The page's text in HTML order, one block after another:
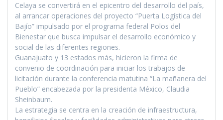
Celaya se convertirá en el epicentro del desarrollo del país,
al arrancar operaciones del proyecto “Puerta Logística del
Bajío” impulsado por el programa federal Polos del
Bienestar que busca impulsar el desarrollo económico y
social de las diferentes regiones.
Guanajuato y 13 estados más, hicieron la firma de
convenio de coordinación para iniciar los trabajos de
licitación durante la conferencia matutina “La mañanera del
Pueblo” encabezada por la presidenta México, Claudia
Sheinbaum.
La estrategia se centra en la creación de infraestructura,